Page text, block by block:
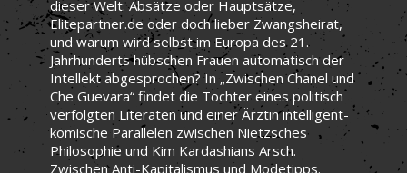
dieser Welt: Absätze oder Hauptsätze,
Elitepartner.de oder doch lieber Zwangsheirat,
und warum wird selbst im Europa des 21.
Jahrhunderts hübschen Frauen automatisch der
Intellekt abgesprochen? In „Zwischen Chanel und
Che Guevara“ findet die Tochter eines politisch
verfolgten Literaten und einer Ärztin intelligent-
komische Parallelen zwischen Nietzsches
Philosophie und Kim Kardashians Arsch.
Zwischen Anti-Kapitalismus und Modetipps.